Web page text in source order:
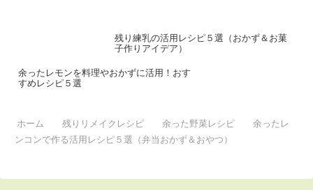
残り練乳の活用レシピ５選（おかず＆お菓
子作りアイデア）
余ったレモンを料理やおかずに活用！おす
すめレシピ５選
ホーム 残りリメイクレシピ 余った野菜レシピ
余ったレ
ンコンで作る活用レシピ５選（弁当おかず＆おやつ）